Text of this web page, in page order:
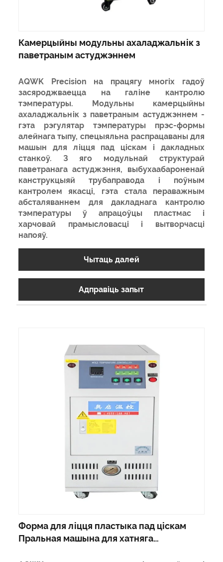
Камерцыйны модульны ахаладжальнік з
паветраным астуджэннем
AQWK Precision на працягу многіх гадоў
засяроджваецца на галіне кантролю
тэмпературы. Модульны камерцыйны
ахаладжальнік з паветраным астуджэннем -
гэта рэгулятар тэмпературы прэс-формы
алейнага тыпу, спецыяльна распрацаваны для
машын для ліцця пад ціскам і дакладных
станкоў. З яго модульнай структурай
паветранага астуджэння, выбухаабароненай
канструкцыяй трубаправода і поўным
кантролем якасці, гэта стала пераважным
абсталяваннем для дакладнага кантролю
тэмпературы ў апрацоўцы пластмас і
харчовай прамысловасці і вытворчасці
напояў.
Чытаць далей
Адправіць запыт
Форма для ліцця пластыка пад ціскам
Пральная машына для хатняга